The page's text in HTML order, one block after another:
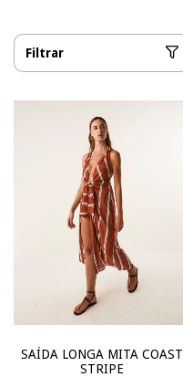
Filtrar
SAÍDA LONGA MITA COAST
STRIPE